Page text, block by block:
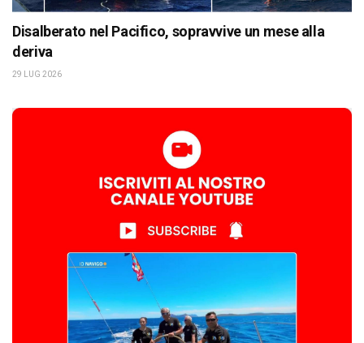
Disalberato nel Pacifico, sopravvive un mese alla
deriva
29 LUG 2026